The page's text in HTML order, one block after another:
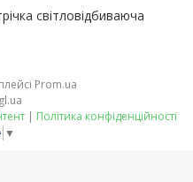
світловідбиваюча
Prom.ua
| Політика конфіденційності
▼